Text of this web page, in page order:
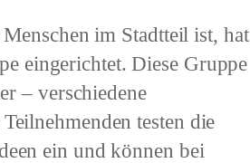
im Stadtteil ist, hat
eingerichtet. Diese Gruppe
– verschiedene
testen die
ein und können bei